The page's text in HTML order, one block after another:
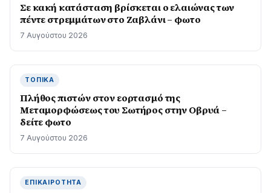
Σε κακή κατάσταση βρίσκεται ο ελαιώνας των
πέντε στρεμμάτων στο Ζαβλάνι – φωτο
7 Αυγούστου 2026
ΤΟΠΙΚΆ
Πλήθος πιστών στον εορτασμό της
Μεταμορφώσεως του Σωτήρος στην Οβρυά –
δείτε φωτο
7 Αυγούστου 2026
ΕΠΙΚΑΙΡΌΤΗΤΑ